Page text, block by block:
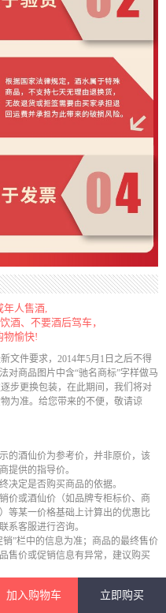
年人售酒,
酒、不要酒后驾车，
物愉快!
文件要求，2014年5月1日之后不得
对商品图片中含“驰名商标”字样做马
步更换包装，在此期间，我们将对
为准。给您带来的不便，敬请谅
的酒仙价为参考价，并非原价，该
提供的指导价。
决定是否购买商品的依据。
价或酒仙价（如品牌专柜标价、商
等某一价格基础上计算出的优惠比
系客服进行咨询。
”栏中的信息为准；商品的最终售价
售价或促销信息有异常，建议购买
加入购物车 立即购买